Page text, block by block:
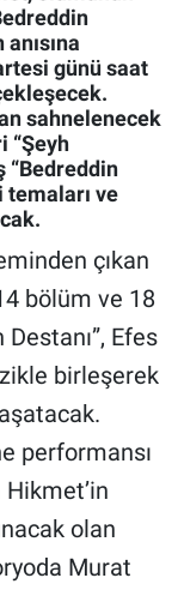
günü saat
sahnelenecek
“Şeyh
“Bedreddin
temaları ve
çıkan
bölüm ve 18
Efes
birleşerek
performansı
olan
Murat